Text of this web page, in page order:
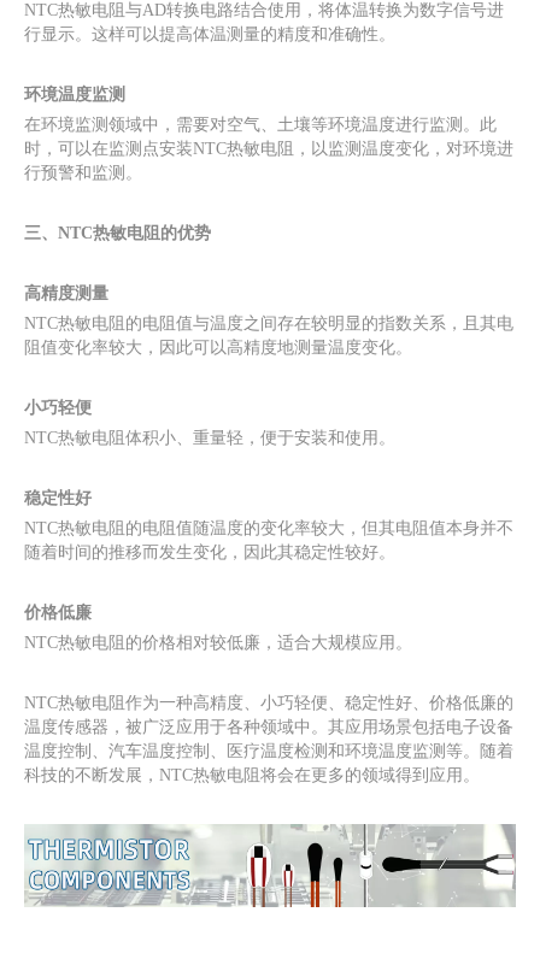
NTC热敏电阻与AD转换电路结合使用，将体温转换为数字信号进
行显示。这样可以提高体温测量的精度和准确性。
环境温度监测
在环境监测领域中，需要对空气、土壤等环境温度进行监测。此
时，可以在监测点安装NTC热敏电阻，以监测温度变化，对环境进
行预警和监测。
三、NTC热敏电阻的优势
高精度测量
NTC热敏电阻的电阻值与温度之间存在较明显的指数关系，且其电
阻值变化率较大，因此可以高精度地测量温度变化。
小巧轻便
NTC热敏电阻体积小、重量轻，便于安装和使用。
稳定性好
NTC热敏电阻的电阻值随温度的变化率较大，但其电阻值本身并不
随着时间的推移而发生变化，因此其稳定性较好。
价格低廉
NTC热敏电阻的价格相对较低廉，适合大规模应用。
NTC热敏电阻作为一种高精度、小巧轻便、稳定性好、价格低廉的
温度传感器，被广泛应用于各种领域中。其应用场景包括电子设备
温度控制、汽车温度控制、医疗温度检测和环境温度监测等。随着
科技的不断发展，NTC热敏电阻将会在更多的领域得到应用。